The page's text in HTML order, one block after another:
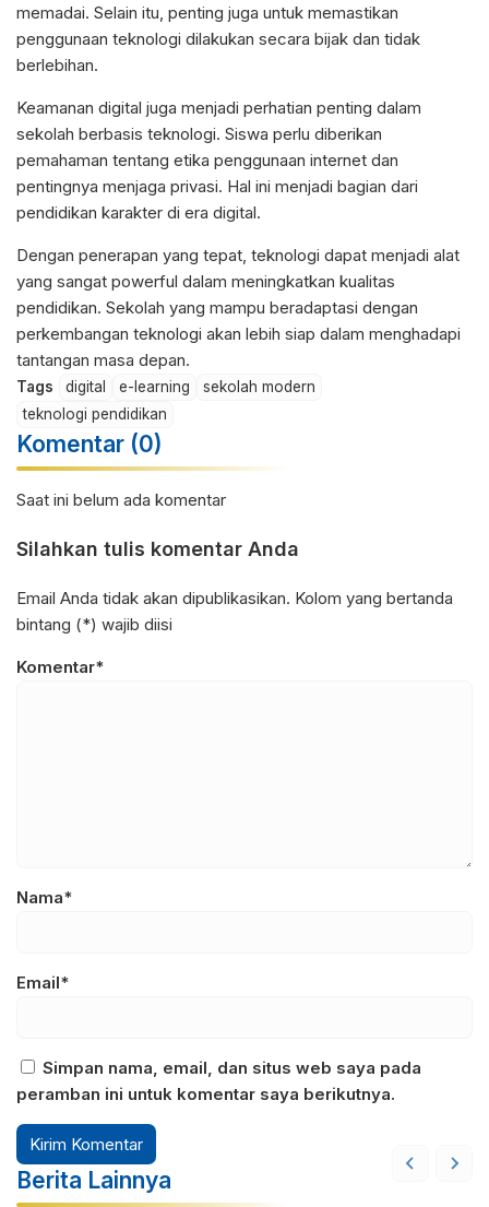
memadai. Selain itu, penting juga untuk memastikan
penggunaan teknologi dilakukan secara bijak dan tidak
berlebihan.
Keamanan digital juga menjadi perhatian penting dalam
sekolah berbasis teknologi. Siswa perlu diberikan
pemahaman tentang etika penggunaan internet dan
pentingnya menjaga privasi. Hal ini menjadi bagian dari
pendidikan karakter di era digital.
Dengan penerapan yang tepat, teknologi dapat menjadi alat
yang sangat powerful dalam meningkatkan kualitas
pendidikan. Sekolah yang mampu beradaptasi dengan
perkembangan teknologi akan lebih siap dalam menghadapi
tantangan masa depan.
Tags digital e-learning
sekolah modern
teknologi pendidikan
Komentar (0)
Saat ini belum ada komentar
Silahkan tulis komentar Anda
Email Anda tidak akan dipublikasikan. Kolom yang bertanda
bintang (*) wajib diisi
Komentar*
Nama*
Email*
Simpan nama, email, dan situs web saya pada
peramban ini untuk komentar saya berikutnya.
Berita Lainnya